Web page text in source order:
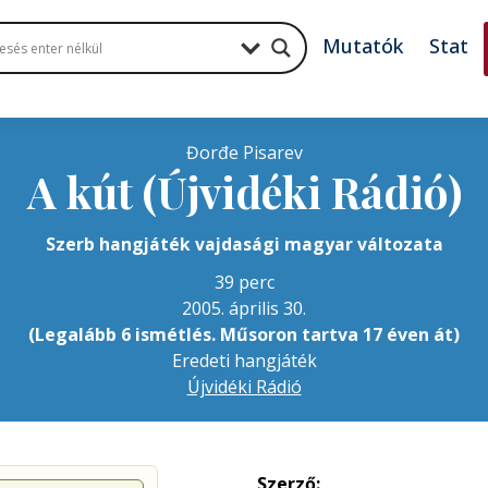
Mutatók Stat
Đorđe Pisarev
A kút (Újvidéki Rádió)
Szerb hangjáték vajdasági magyar változata
39 perc
2005. április 30.
(Legalább 6 ismétlés. Műsoron tartva 17 éven át)
Eredeti hangjáték
Újvidéki Rádió